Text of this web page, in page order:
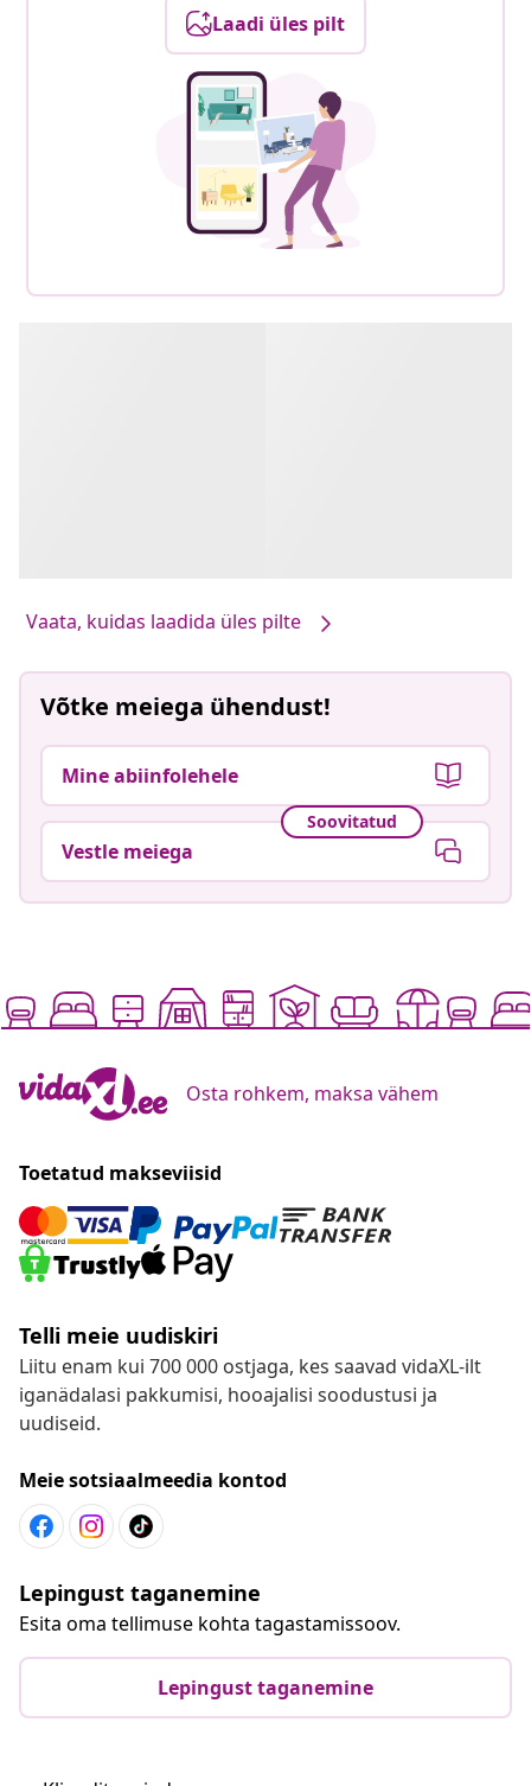
Laadi üles pilt
Vaata, kuidas laadida üles pilte
Võtke meiega ühendust!
Mine abiinfolehele
Soovitatud
Vestle meiega
Osta rohkem, maksa vähem
Toetatud makseviisid
Telli meie uudiskiri
Liitu enam kui 700 000 ostjaga, kes saavad vidaXL-ilt
iganädalasi pakkumisi, hooajalisi soodustusi ja
uudiseid.
Meie sotsiaalmeedia kontod
Lepingust taganemine
Esita oma tellimuse kohta tagastamissoov.
Lepingust taganemine